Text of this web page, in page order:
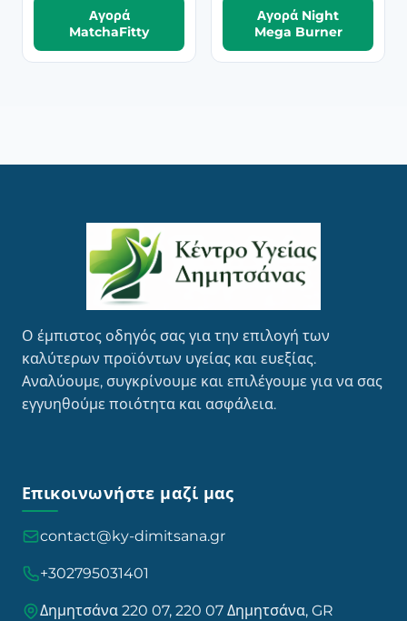
Αγορά
MatchaFitty
Αγορά Night
Mega Burner
Ο έμπιστος οδηγός σας για την επιλογή των
καλύτερων προϊόντων υγείας και ευεξίας.
Αναλύουμε, συγκρίνουμε και επιλέγουμε για να σας
εγγυηθούμε ποιότητα και ασφάλεια.
Επικοινωνήστε μαζί μας
contact@ky-dimitsana.gr
+302795031401
Δημητσάνα 220 07, 220 07 Δημητσάνα, GR